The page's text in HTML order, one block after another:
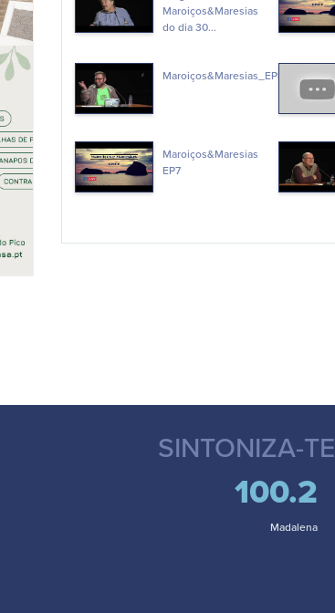
Maroiços&Maresias
do dia 30...
Maroiços&Maresias_EP8
Maroiços&Maresias
EP7
SINTONIZA-TE
100.2
Madalena